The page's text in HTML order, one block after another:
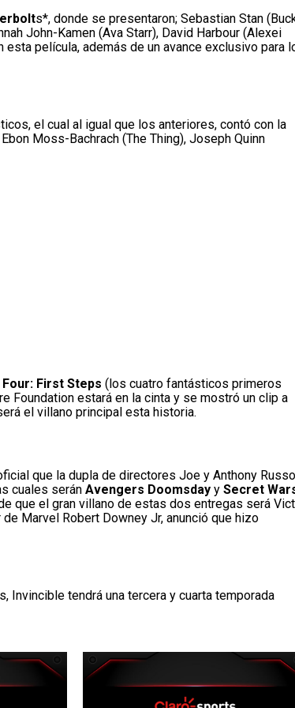
s*, donde se presentaron; Sebastian Stan
John-Kamen (Ava Starr), David Harbour (Alexei
película, además de un avance exclusivo para
el cual al igual que los anteriores, contó con la
Moss-Bachrach (The Thing), Joseph Quinn
First Steps (los cuatro fantásticos primeros
Foundation estará en la cinta y se mostró un clip a
el villano principal esta historia.
que la dupla de directores Joe y Anthony Russo
cuales serán Avengers Doomsday y Secret
que el gran villano de estas dos entregas será
Marvel Robert Downey Jr, anunció que hizo
Invincible tendrá una tercera y cuarta temporada